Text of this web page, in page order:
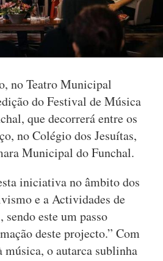
no Teatro Municipal
do Festival de Música
que decorrerá entre os
no Colégio dos Jesuítas,
Municipal do Funchal.
iniciativa no âmbito dos
e a Actividades de
este um passo
deste projecto.” Com
música, o autarca sublinha